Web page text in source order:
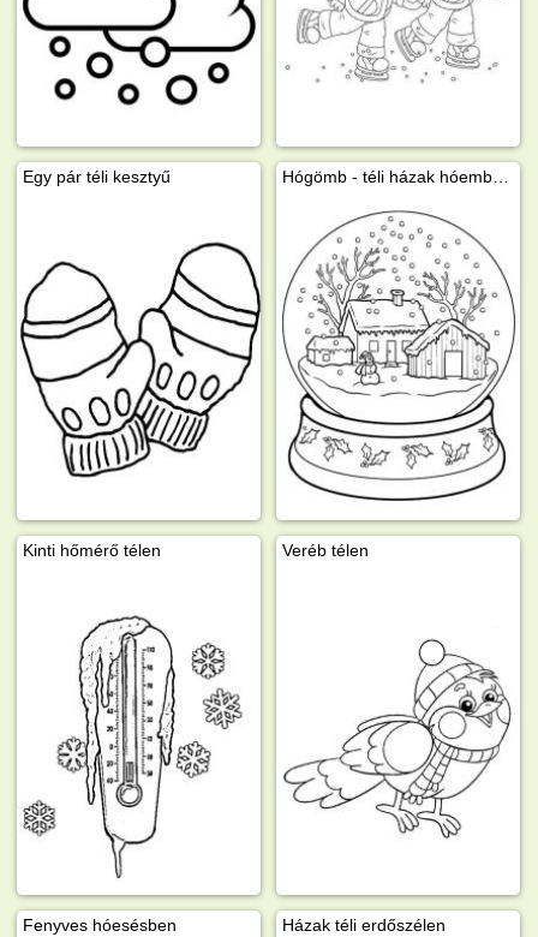
Egy pár téli kesztyű
Kinti hőmérő télen Veréb télen
Fenyves hóesésben Házak téli erdőszélen